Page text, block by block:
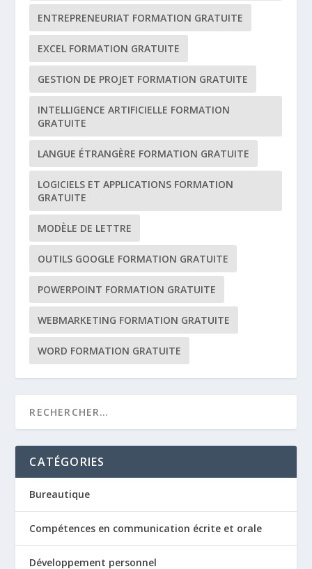
ENTREPRENEURIAT FORMATION GRATUITE
EXCEL FORMATION GRATUITE
GESTION DE PROJET FORMATION GRATUITE
INTELLIGENCE ARTIFICIELLE FORMATION
GRATUITE
LANGUE ÉTRANGÈRE FORMATION GRATUITE
LOGICIELS ET APPLICATIONS FORMATION
GRATUITE
MODÈLE DE LETTRE
OUTILS GOOGLE FORMATION GRATUITE
POWERPOINT FORMATION GRATUITE
WEBMARKETING FORMATION GRATUITE
WORD FORMATION GRATUITE
CATÉGORIES
Bureautique
Compétences en communication écrite et orale
Développement personnel